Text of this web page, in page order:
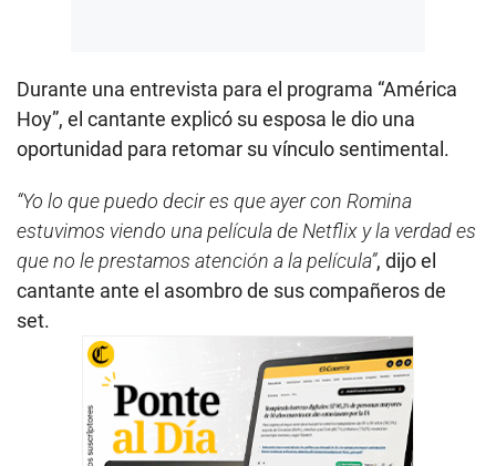
Durante una entrevista para el programa “América
Hoy”, el cantante explicó su esposa le dio una
oportunidad para retomar su vínculo sentimental.
“Yo lo que puedo decir es que ayer con Romina
estuvimos viendo una película de Netflix y la verdad es
que no le prestamos atención a la película”, dijo el
cantante ante el asombro de sus compañeros de
set.